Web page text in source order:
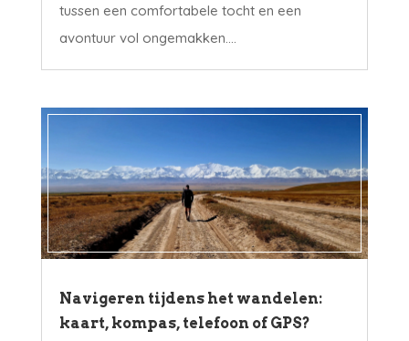
tussen een comfortabele tocht en een
avontuur vol ongemakken....
Navigeren tijdens het wandelen:
kaart, kompas, telefoon of GPS?